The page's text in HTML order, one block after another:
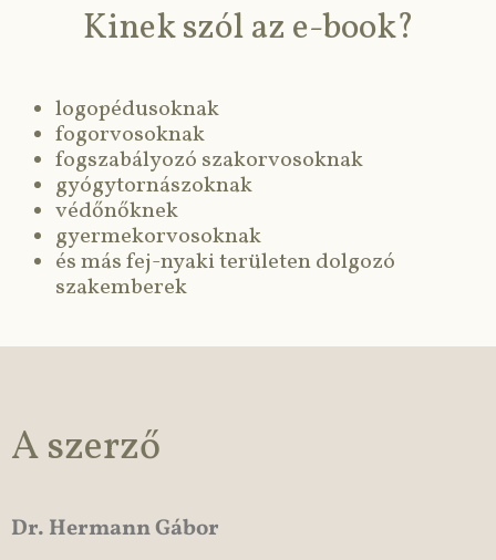
Kinek szól az e-book?
logopédusoknak
fogorvosoknak
fogszabályozó szakorvosoknak
gyógytornászoknak
védőnőknek
gyermekorvosoknak
és más fej-nyaki területen dolgozó
szakemberek
A szerző
Dr. Hermann Gábor